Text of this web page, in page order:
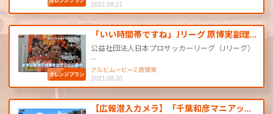
2021.08.21
「いい時間帯ですね」Jリーグ 原博実副理…
公益社団法人日本プロサッカーリーグ（Jリーグ）
アルビムービーZ 原博実
2021.08.20
【広報潜入カメラ】「千葉和彦マニアッ…